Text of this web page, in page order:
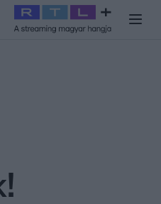
Celeb vagyok, ments ki innen